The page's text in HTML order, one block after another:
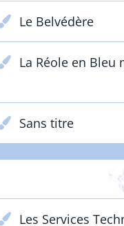
Le Belvédère
La Réole en Bleu
Sans titre
Les Services